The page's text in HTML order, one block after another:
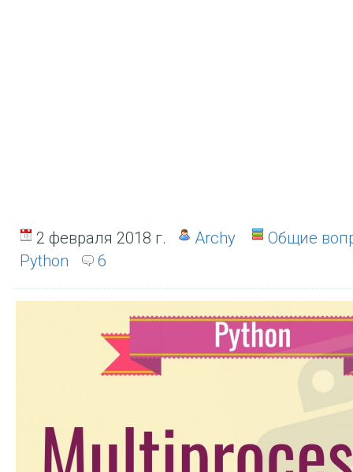
2 февраля 2018 г. Archy
Общие
Python
6